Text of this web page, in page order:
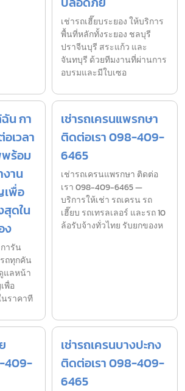
เช่ารถเฮี๊ยบระยอง ให้บริการ
พื้นที่หลักทั้งระยอง ชลบุรี
ปราจีนบุรี สระแก้ว และ
จันทบุรี ด้วยทีมงานที่ผ่านการ
อบรมและมีใบเซอ
น กา
เวลา
ร้อม
าน
เพื่อ
ดใน
ง
ารัน
ถทุกคัน
แลหน้า
พื่อ
ราคาที
เช่ารถเครนแพรกษา
ติดต่อเรา 098-409-
6465
เช่ารถเครนแพรกษา ติดต่อ
เรา 098-409-6465 —
บริการให้เช่า รถเครน รถ
เฮี๊ยบ รถเทรลเลอร์ และรถ 10
ล้อรับจ้างทั่วไทย รับยกของห
409-
เช่ารถเครนบางปะกง
ติดต่อเรา 098-409-
6465